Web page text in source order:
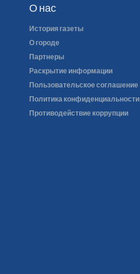
О нас
История газеты
О городе
Партнеры
Раскрытие информации
Пользовательское соглашение
Политика конфиденциальности
Противодействие коррупции